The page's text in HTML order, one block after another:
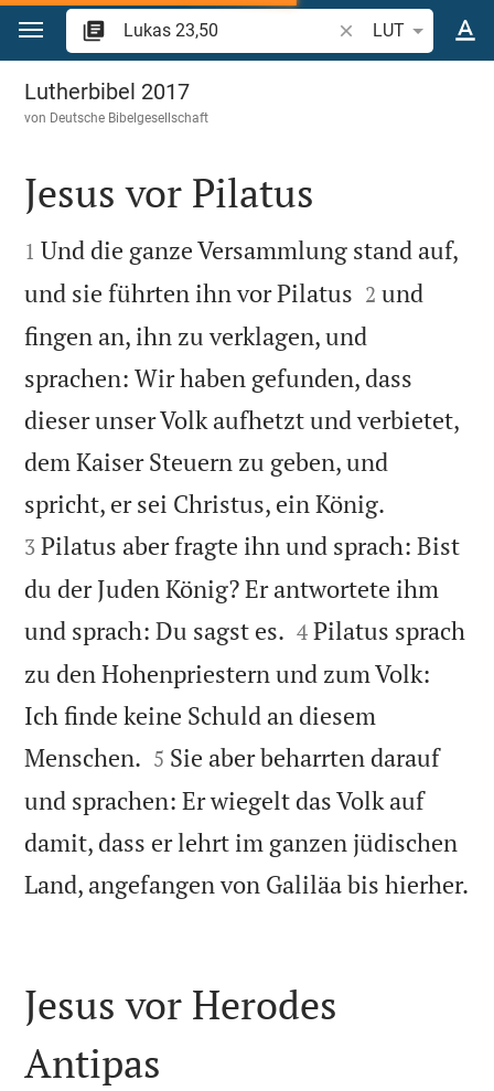
Zum Inhalt springen
Bibelstelle oder
LUT
Lukas 23
Lutherbibel 2017
von Deutsche Bibelgesellschaft

Jesus vor Pilatus

1 Und die ganze Versammlung stand auf,
und sie führten ihn vor Pilatus 

2 und
fingen an, ihn zu verklagen, und
sprachen: Wir haben gefunden, dass
dieser unser Volk aufhetzt und verbietet,
dem Kaiser Steuern zu geben, und
spricht, er sei Christus, ein König.
3 Pilatus aber fragte ihn und sprach: Bist
du der Juden König? Er antwortete ihm
und sprach: Du sagst es. 

4 Pilatus sprach
zu den Hohenpriestern und zum Volk:
Ich finde keine Schuld an diesem
Menschen. 

5 Sie aber beharrten darauf
und sprachen: Er wiegelt das Volk auf
damit, dass er lehrt im ganzen jüdischen
Land, angefangen von Galiläa bis hierher.
Jesus vor Herodes
Antipas